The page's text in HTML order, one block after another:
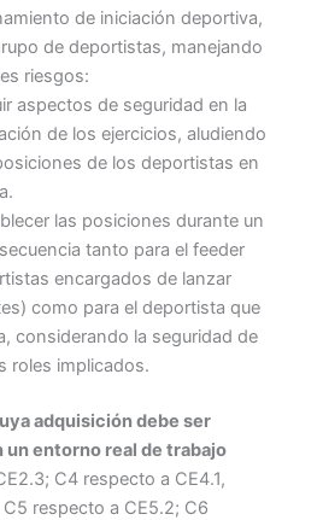
de iniciación deportiva,
de deportistas, manejando
riesgos:
aspectos de seguridad en la
de los ejercicios, aludiendo
de los deportistas en
las posiciones durante un
tanto para el feeder
encargados de lanzar
como para el deportista que
considerando la seguridad de
roles implicados.
adquisición debe ser
entorno real de trabajo
C4 respecto a CE4.1,
respecto a CE5.2; C6